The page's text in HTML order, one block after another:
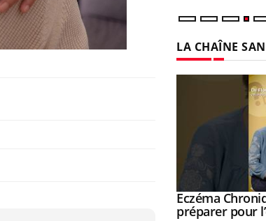
LA CHAÎNE
Youtube
Eczéma
préparer pour